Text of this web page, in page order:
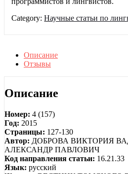
Category:Научные статьи по
Описание
Отзывы
Описание
Номер: 4 (157)
Год: 2015
Страницы: 127-130
Автор: ДОБРОВА ВИКТОРИЯ
АЛЕКСАНДР ПАВЛОВИЧ
Код направления статьи: 16.21.33
Язык: русский